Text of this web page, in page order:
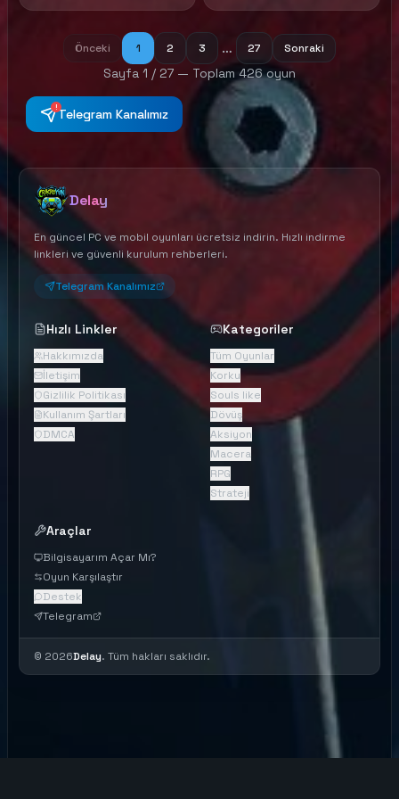
horrors.
and in desperate need of
search of your next…
opportunity, will you answer
Vahrin’s Call?
Önceki 1 2 3 … 27 Sonraki
Sayfa 1 / 27 — Toplam 426oyun
!Telegram Kanalımız
Delay
En güncel PC ve mobil oyunları ücretsiz indirin. Hızlı indirme
linkleri ve güvenli kurulum rehberleri.
Telegram Kanalımız
Hızlı Linkler
Hakkımızda
İletişim
Gizlilik Politikası
Kullanım Şartları
DMCA
Kategoriler
Tüm Oyunlar
Korku
Souls like
Dövüş
Aksiyon
Macera
RPG
Strateji
Araçlar
Bilgisayarım Açar Mı?
Oyun Karşılaştır
Destek
Telegram
© 2026Delay. Tüm hakları saklıdır.